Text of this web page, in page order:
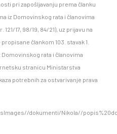
pri zapošljavanju prema članku
iz Domovinskog rata i članovima
17, 98/19, 84/21), uz prijavu na
člankom 103. stavak 1.
rata i članovima
stranicu Ministarstva
potrebnih za ostvarivanje prava
dokumenti/Nikola//